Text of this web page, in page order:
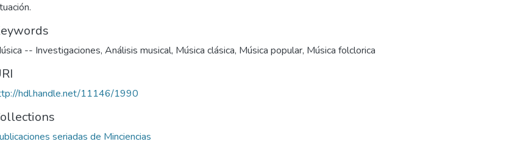
-- Investigaciones, Análisis musical, Música clásica, Música popular, Música folclorica
hdl.handle.net/11146/1990
seriadas de Minciencias